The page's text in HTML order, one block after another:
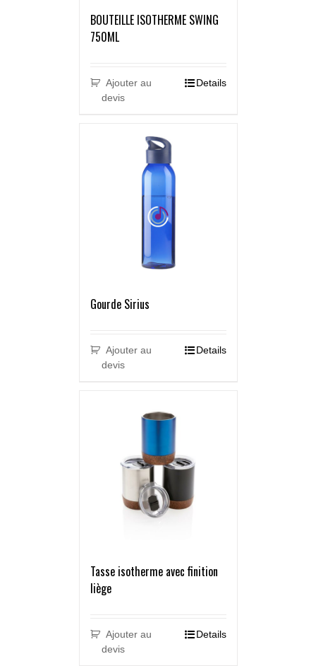
BOUTEILLE ISOTHERME SWING
750ML
Ajouter au
devis
Details
Gourde Sirius
Ajouter au
devis
Details
Tasse isotherme avec finition
liège
Ajouter au
devis
Details